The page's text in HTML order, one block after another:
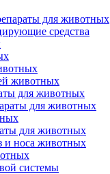
для животных
средства
животных
для животных
для животных
для животных
и носа животных
системы